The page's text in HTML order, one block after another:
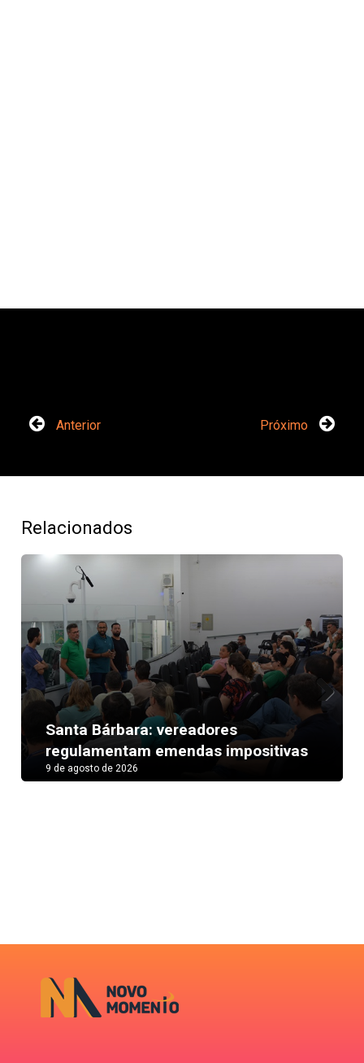
Anterior Próximo
Relacionados
Santa Bárbara: vereadores
regulamentam emendas impositivas
9 de agosto de 2026